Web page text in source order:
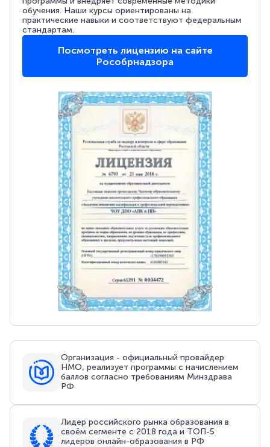
обучения. Наши курсы ориентированы на
практические навыки и соответствуют федеральным
стандартам.
Посмотреть лицензию на сайте
Рособрнадзора
Организация - официальный провайдер
НМО, реализует программы с начислением
баллов согласно требованиям Минздрава
РФ
Лидер российского рынка образования в
своём сегменте с 2018 года и ТОП-5
лидеров онлайн-образования в РФ